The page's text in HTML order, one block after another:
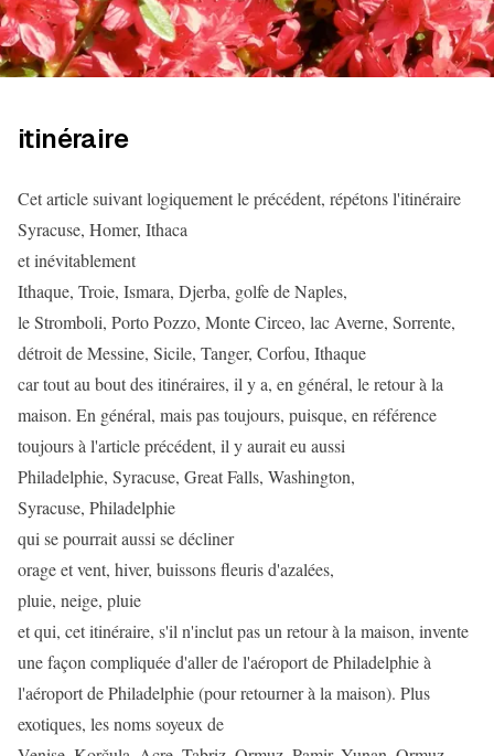
itinéraire
Cet article suivant logiquement le précédent, répétons l'itinéraire
Syracuse, Homer, Ithaca
et inévitablement
Ithaque, Troie, Ismara, Djerba, golfe de Naples,
le Stromboli, Porto Pozzo, Monte Circeo, lac Averne, Sorrente,
détroit de Messine, Sicile, Tanger, Corfou, Ithaque
car tout au bout des itinéraires, il y a, en général, le retour à la
maison. En général, mais pas toujours, puisque, en référence
toujours à l'article précédent, il y aurait eu aussi
Philadelphie, Syracuse, Great Falls, Washington,
Syracuse, Philadelphie
qui se pourrait aussi se décliner
orage et vent, hiver, buissons fleuris d'azalées,
pluie, neige, pluie
et qui, cet itinéraire, s'il n'inclut pas un retour à la maison, invente
une façon compliquée d'aller de l'aéroport de Philadelphie à
l'aéroport de Philadelphie (pour retourner à la maison). Plus
exotiques, les noms soyeux de